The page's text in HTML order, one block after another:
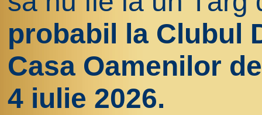
probabil la Clubul
Casa Oamenilor
4 iulie 2026.